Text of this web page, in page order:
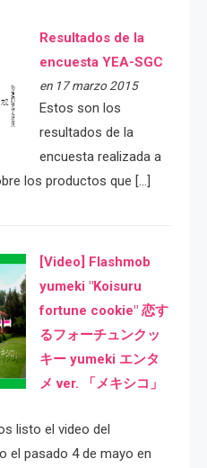
Resultados de la
encuesta YEA-SGC
en 17 marzo 2015
Estos son los
resultados de la
encuesta realizada a
los productos que […]
[Video] Flashmob
yumeki "Koisuru
fortune cookie" 恋す
るフォーチュンクッ
キー yumeki エンタ
メ ver. 「メキシコ」
listo el video del
el pasado 4 de mayo en